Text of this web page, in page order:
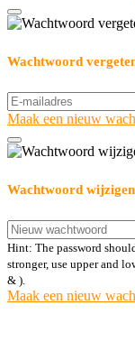
Wachtwoord
Maak een nieuw
Wachtwoord wijzigen
Hint: The password
stronger, use upper and
& ).
Maak een nieuw